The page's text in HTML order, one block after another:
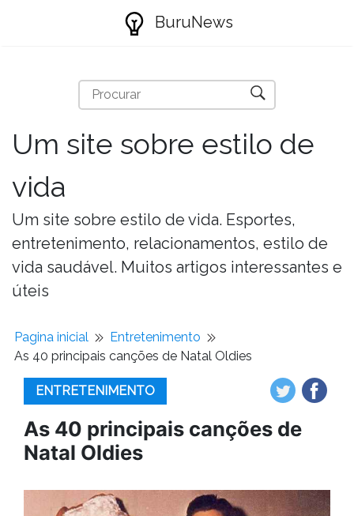
BuruNews
Um site sobre estilo de
vida
Um site sobre estilo de vida. Esportes,
entretenimento, relacionamentos, estilo de
vida saudável. Muitos artigos interessantes e
úteis
Pagina inicial
Entretenimento
As 40 principais canções de Natal Oldies
ENTRETENIMENTO
As 40 principais canções de
Natal Oldies